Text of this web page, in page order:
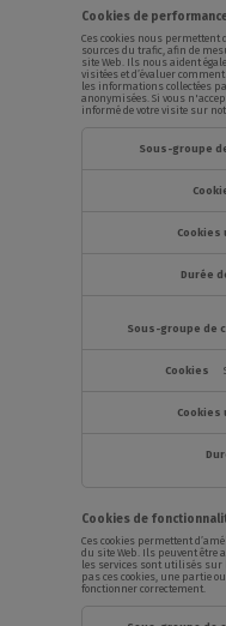
Cookies de
Ces cookies nous
sources du trafic, afin de
site Web. Ils nous aident
visitées et d’évaluer
les informations collectées
anonymisées. Si vous
informé de votre visite sur
Cookies de
Ces cookies permettent
du site Web. Ils peuvent être
les services sont utilisés sur
pas ces cookies, une partie
fonctionner correctement.